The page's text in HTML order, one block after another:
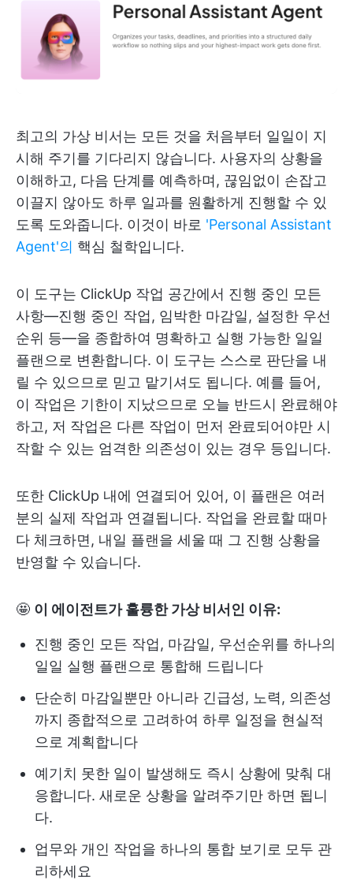
최고의 가상 비서는 모든 것을 처음부터 일일이 지
시해 주기를 기다리지 않습니다. 사용자의 상황을
이해하고, 다음 단계를 예측하며, 끊임없이 손잡고
이끌지 않아도 하루 일과를 원활하게 진행할 수 있
도록 도와줍니다. 이것이 바로 'Personal Assistant
Agent'의 핵심 철학입니다.
이 도구는 ClickUp 작업 공간에서 진행 중인 모든
사항—진행 중인 작업, 임박한 마감일, 설정한 우선
순위 등—을 종합하여 명확하고 실행 가능한 일일
플랜으로 변환합니다. 이 도구는 스스로 판단을 내
릴 수 있으므로 믿고 맡기셔도 됩니다. 예를 들어,
이 작업은 기한이 지났으므로 오늘 반드시 완료해야
하고, 저 작업은 다른 작업이 먼저 완료되어야만 시
작할 수 있는 엄격한 의존성이 있는 경우 등입니다.
또한 ClickUp 내에 연결되어 있어, 이 플랜은 여러
분의 실제 작업과 연결됩니다. 작업을 완료할 때마
다 체크하면, 내일 플랜을 세울 때 그 진행 상황을
반영할 수 있습니다.
🤩 이 에이전트가 훌륭한 가상 비서인 이유:
진행 중인 모든 작업, 마감일, 우선순위를 하나의
일일 실행 플랜으로 통합해 드립니다
단순히 마감일뿐만 아니라 긴급성, 노력, 의존성
까지 종합적으로 고려하여 하루 일정을 현실적
으로 계획합니다
예기치 못한 일이 발생해도 즉시 상황에 맞춰 대
응합니다. 새로운 상황을 알려주기만 하면 됩니
다.
업무와 개인 작업을 하나의 통합 보기로 모두 관
리하세요